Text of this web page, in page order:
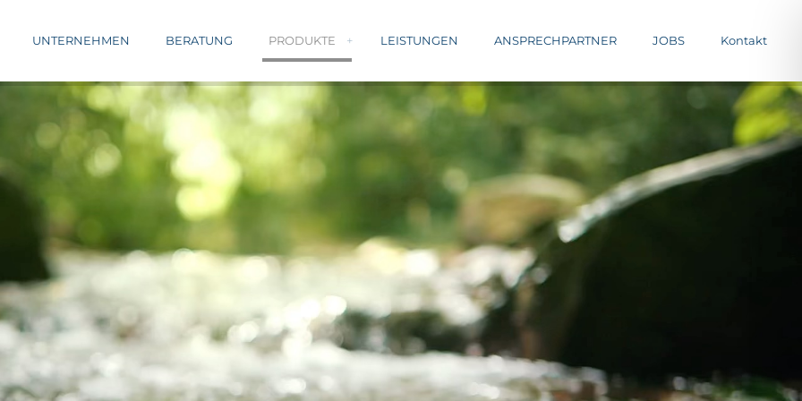
UNTERNEHMEN BERATUNG PRODUKTE LEISTUNGEN ANSPRECHPARTNER JOBS Kontakt